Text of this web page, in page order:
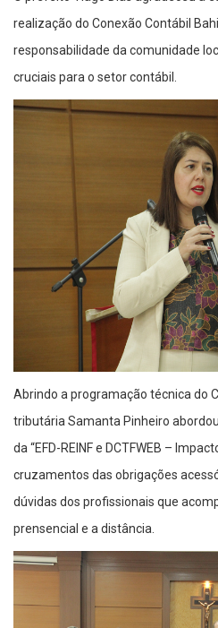
realização do Conexão Contábil
responsabilidade da comunidade
cruciais para o setor contábil.
Abrindo a programação técnica do
tributária Samanta Pinheiro
da “EFD-REINF e DCTFWEB –
cruzamentos das obrigações
dúvidas dos profissionais que
prensencial e a distância.